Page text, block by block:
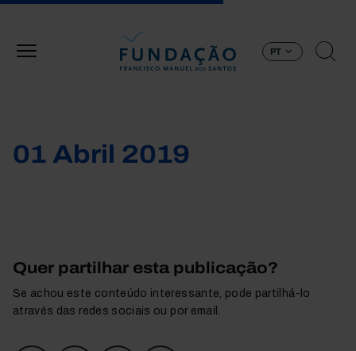
PT
01 Abril 2019
Quer partilhar esta publicação?
Se achou este conteúdo interessante, pode partilhá-lo
através das redes sociais ou por email.